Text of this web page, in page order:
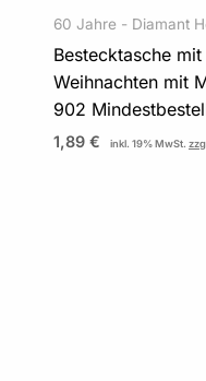
60 Jahre - Diamant
Bestecktasche
Weihnachten mit
902
1,89 € inkl. 19% MwSt.